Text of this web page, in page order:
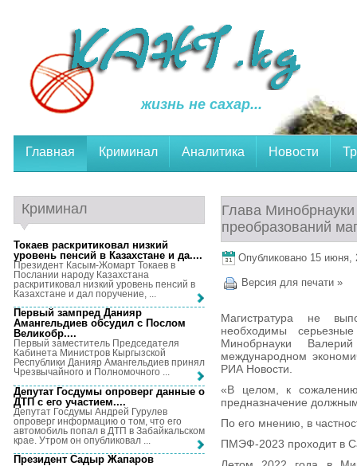
жизнь не сахар...
Главная Криминал Аналитика Новости
Глава
преобразований
Опубликовано 15 июня,
Версия для печати »
Магистратура не
необходимы
Минобрнауки
международном
РИА Новости.
«В целом, к
предназначение
По его мнению, в
ПМЭФ-2023 проходит в
Криминал
Токаев раскритиковал низкий
уровень пенсий в Казахстане и да....
Президент Касым-Жомарт Токаев в
Послании народу Казахстана
раскритиковал низкий уровень пенсий в
Казахстане и дал поручение, ...
Первый зампред Данияр
Амангельдиев обсудил с Послом
Великобр....
Первый заместитель Председателя
Кабинета Министров Кыргызской
Республики Данияр Амангельдиев принял
Чрезвычайного и Полномочного ...
Депутат Госдумы опроверг данные о
ДТП с его участием....
Депутат Госдумы Андрей Гурулев
опроверг информацию о том, что его
автомобиль попал в ДТП в Забайкальском
крае. Утром он опубликовал ...
Президент Садыр Жапаров